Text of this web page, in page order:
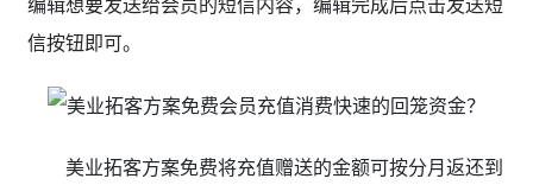
信按钮即可。
美业拓客方案免费将充值赠送的金额可按分月返还到